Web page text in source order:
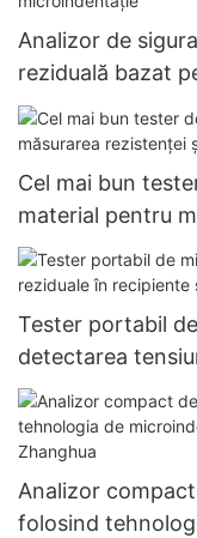
Analizor de
reziduală bazat
Cel mai bun
material pentru
stresului -
Tester portabil
detectarea
presiune
Analizor
folosind